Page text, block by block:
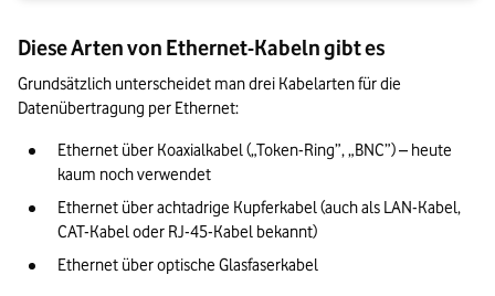
Diese Arten von Ethernet-Kabeln gibt es
Grundsätzlich unterscheidet man drei Kabelarten für die
Datenübertragung per Ethernet:
Ethernet über Koaxialkabel („Token-Ring”, „BNC”) – heute
kaum noch verwendet
Ethernet über achtadrige Kupferkabel (auch als LAN-Kabel,
CAT-Kabel oder RJ-45-Kabel bekannt)
Ethernet über optische Glasfaserkabel